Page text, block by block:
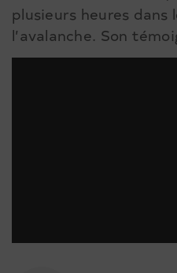
plusieurs heures dans
l’avalanche. Son